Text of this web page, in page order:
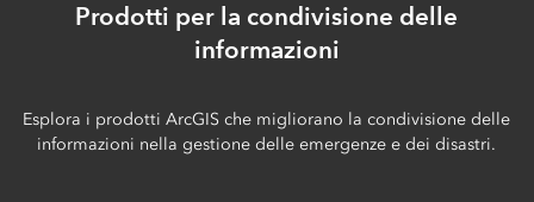
Prodotti per la condivisione delle
informazioni
Esplora i prodotti ArcGIS che migliorano la condivisione delle
informazioni nella gestione delle emergenze e dei disastri.